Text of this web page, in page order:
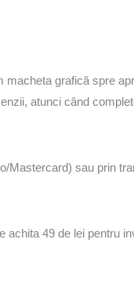
macheta grafică spre
atunci când
Mastercard) sau prin
49 de lei pentru